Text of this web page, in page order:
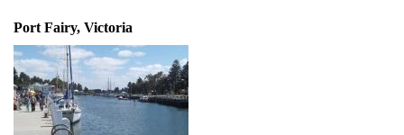
Port Fairy, Victoria